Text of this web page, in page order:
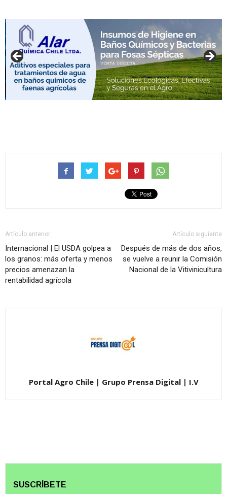
Artículo anterior
Internacional | El USDA golpea a
los granos: más oferta y menos
precios amenazan la
rentabilidad agrícola
Artículo siguiente
Después de más de dos años,
se vuelve a reunir la Comisión
Nacional de la Vitivinicultura
Portal Agro Chile | Grupo Prensa Digital | I.V
SUSCRÍBETE